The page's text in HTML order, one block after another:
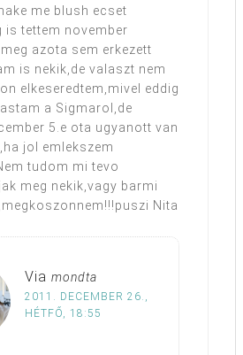
me blush ecset
is tettem november
azota sem erkezett
is nekik,de valaszt nem
elkeseredtem,mivel eddig
a Sigmarol,de
5.e ota ugyanott van
jol emlekszem
tudom mi tevo
meg nekik,vagy barmi
Nita
Via mondta
2011. DECEMBER 26.,
HÉTFŐ, 18:55